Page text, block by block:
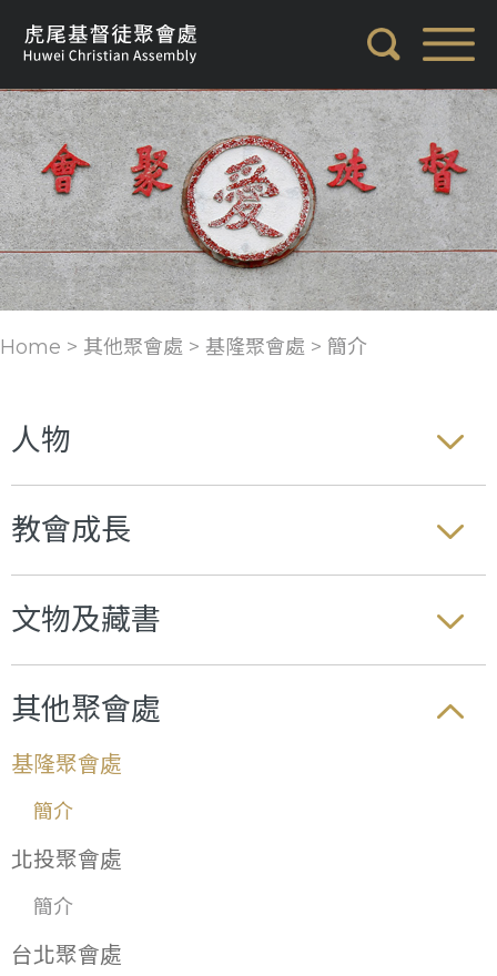
Home > 其他聚會處 > 基隆聚會處 > 簡介
人物
教會成長
文物及藏書
其他聚會處
基隆聚會處
簡介
北投聚會處
簡介
台北聚會處